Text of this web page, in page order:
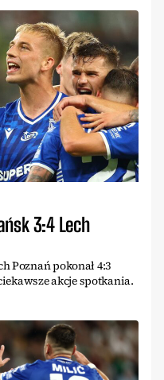
3:4 Lech
Poznań pokonał 4:3
akcje spotkania.